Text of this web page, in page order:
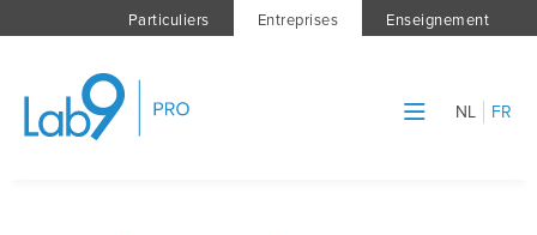
Particuliers Entreprises Enseignement
NL FR